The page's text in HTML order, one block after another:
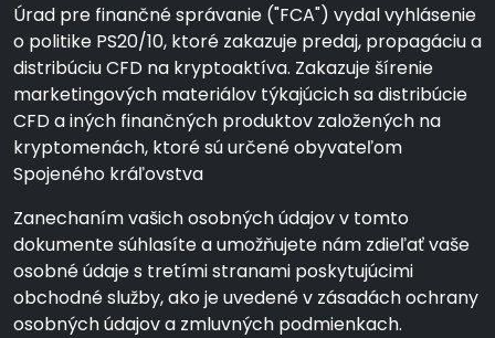
Úrad pre finančné správanie ("FCA") vydal vyhlásenie
o politike PS20/10, ktoré zakazuje predaj, propagáciu a
distribúciu CFD na kryptoaktíva. Zakazuje šírenie
marketingových materiálov týkajúcich sa distribúcie
CFD a iných finančných produktov založených na
kryptomenách, ktoré sú určené obyvateľom
Spojeného kráľovstva
Zanechaním vašich osobných údajov v tomto
dokumente súhlasíte a umožňujete nám zdieľať vaše
osobné údaje s tretími stranami poskytujúcimi
obchodné služby, ako je uvedené v zásadách ochrany
osobných údajov a zmluvných podmienkach.